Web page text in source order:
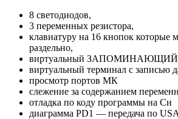
8 светодиодов,
3 переменных резистора,
клавиатуру на 16 кнопок которые
раздельно,
виртуальный ЗАПОМИНАЮЩИЙ
виртуальный терминал с записью
просмотр портов МК
слежение за содержанием
отладка по коду программы на Си
диаграмма PD1 — передача по